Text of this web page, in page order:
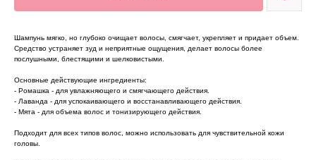
Шампунь мягко, но глубоко очищает волосы, смягчает, укрепляет и придает объем.
Средство устраняет зуд и неприятные ощущения, делает волосы более
послушными, блестящими и шелковистыми.
Основные действующие ингредиенты:
- Ромашка - для увлажняющего и смягчающего действия.
- Лаванда - для успокаивающего и восстанавливающего действия.
- Мята - для объема волос и тонизирующего действия.
Подходит для всех типов волос, можно использовать для чувствительной кожи
головы.